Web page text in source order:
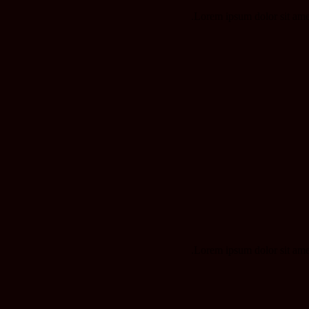
Lorem ipsum dolor sit
Lorem ipsum dolor sit